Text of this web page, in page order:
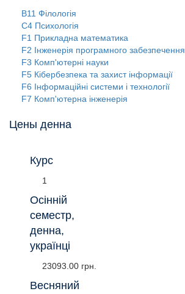
B11 Філологія
C4 Психологія
F1 Прикладна математика
F2 Інженерія програмного забезпечення
F3 Комп'ютерні науки
F5 Кібербезпека та захист інформації
F6 Інформаційні системи і технології
F7 Комп'ютерна інженерія
Цены денна
Курс
1
Осінній
семестр,
денна,
українці
23093.00 грн.
Весняний